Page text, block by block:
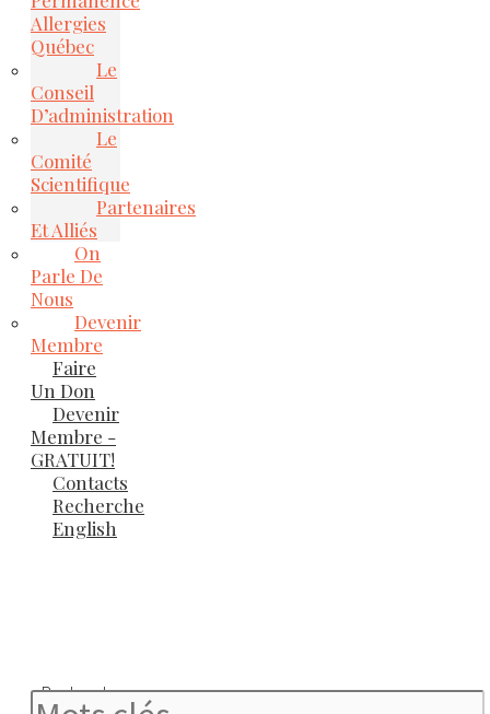
Allergies
Québec
Le
Conseil
D’administration
Le
Comité
Scientifique
Partenaires
Et Alliés
On
Parle De
Nous
Devenir
Membre
Faire
Un Don
Devenir
Membre -
GRATUIT!
Contacts
Recherche
English
Rechercher